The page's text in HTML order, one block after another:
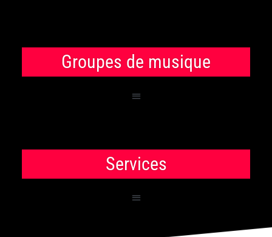
Groupes de musique
Services